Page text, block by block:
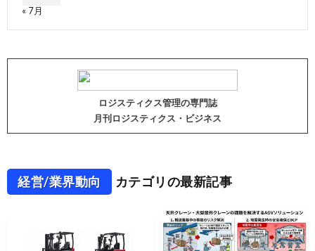
« 7月
ロジスティクス管理の専門誌
月刊ロジスティクス・ビジネス
経営/業界動向 カテゴリの最新記事